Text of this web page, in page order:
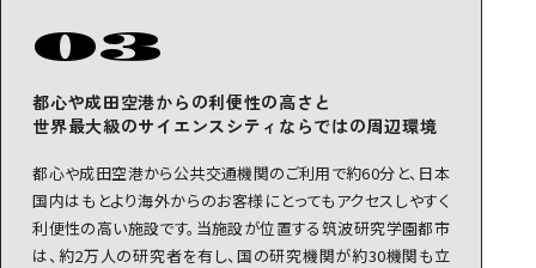
03
都心や成田空港からの利便性の高さと
世界最大級のサイエンスシティならではの周辺環境
都心や成田空港から公共交通機関のご利用で約60分と、日本
国内はもとより海外からのお客様にとってもアクセスしやすく
利便性の高い施設です。当施設が位置する筑波研究学園都市
は、約2万人の研究者を有し、国の研究機関が約30機関も立